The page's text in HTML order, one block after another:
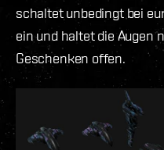
schaltet unbedingt bei
ein und haltet die Augen
Geschenken offen.